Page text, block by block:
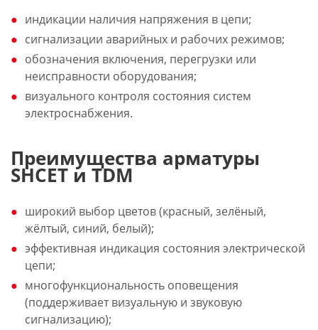
индикации наличия напряжения в цепи;
сигнализации аварийных и рабочих режимов;
обозначения включения, перегрузки или
неисправности оборудования;
визуального контроля состояния систем
электроснабжения.
Преимущества арматуры
SHCET и TDM
широкий выбор цветов (красный, зелёный,
жёлтый, синий, белый);
эффективная индикация состояния электрической
цепи;
многофункциональность оповещения
(поддерживает визуальную и звуковую
сигнализацию);